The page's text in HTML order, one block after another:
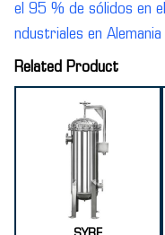
el 95 % de sólidos en
ndustriales en Alemania
Related Product